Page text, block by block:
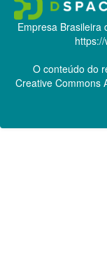
Empresa Brasileira
O conteúdo do
Creative Commons